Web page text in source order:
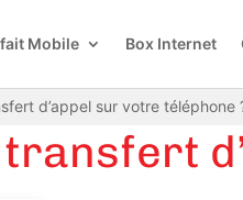
Mobile Box Internet
d’appel sur votre téléphone